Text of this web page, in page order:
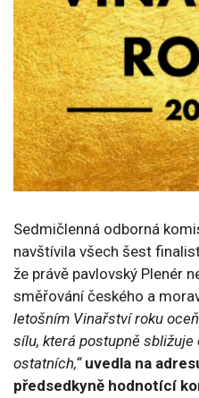
Sedmičlenná odborná
navštívila všech šest
že právě pavlovský Plenér
směřování českého a
letošním Vinařství roku
sílu, která postupně
ostatních,“ uvedla na
předsedkyně hodnotící